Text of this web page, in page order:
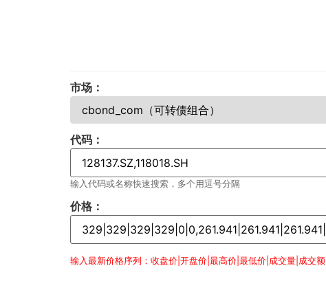
市场：
代码：
输入代码或名称快速搜索，多个用逗号分隔
价格：
输入最新价格序列：收盘价|开盘价|最高价|最低价|成交量|成交额